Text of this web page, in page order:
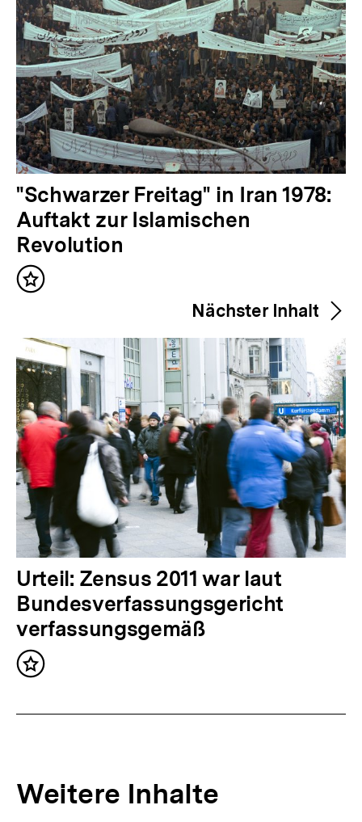
V
o
r
h
e
g
e
r
I
n
h
a
l
t
:
"Schwarzer Freitag" in Iran 1978:
Auftakt zur Islamischen
Revolution
Inhalt
Nächster Inhalt
N
ä
c
h
s
I
n
Urteil: Zensus 2011 war laut
Bundesverfassungsgericht
verfassungsgemäß
Inhalt
Weitere Inhalte